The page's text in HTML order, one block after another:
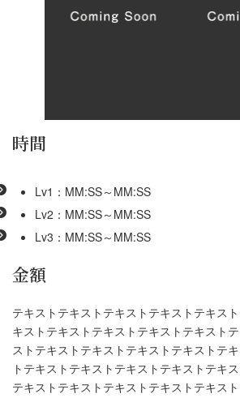
時間
Lv1：MM:SS～MM:SS
Lv2：MM:SS～MM:SS
Lv3：MM:SS～MM:SS
金額
テキストテキストテキストテキストテキス
キストテキストテキストテキストテキスト
ストテキストテキストテキストテキストテ
トテキストテキストテキストテキストテキ
テキストテキストテキストテキストテキスト